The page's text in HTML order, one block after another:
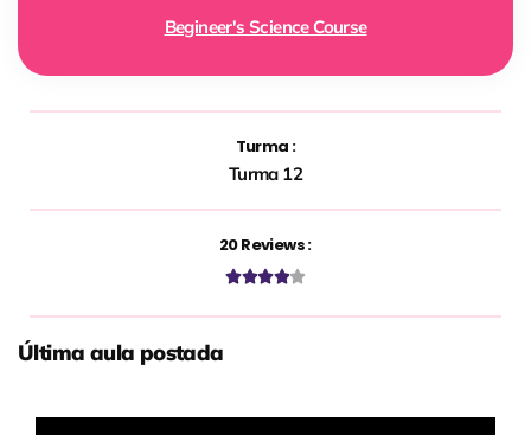
Turma :
Turma 12
20 Reviews :

Última aula postada
Begineer's Science Course